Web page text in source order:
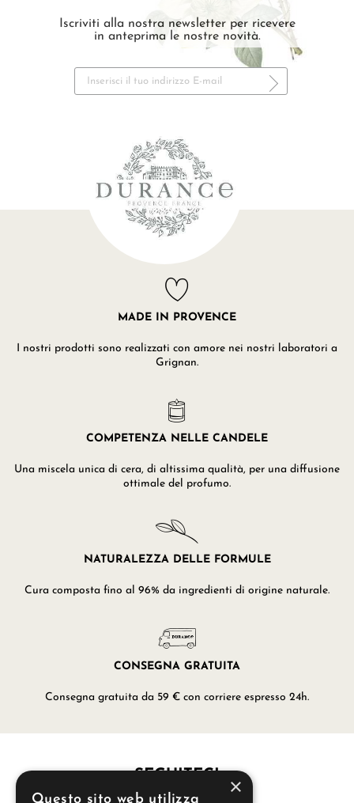
Iscriviti alla nostra newsletter per ricevere
in anteprima le nostre novità.
MADE IN PROVENCE
I nostri prodotti sono realizzati con amore nei nostri laboratori a
Grignan.
COMPETENZA NELLE CANDELE
Una miscela unica di cera, di altissima qualità, per una diffusione
ottimale del profumo.
NATURALEZZA DELLE FORMULE
Cura composta fino al 96% da ingredienti di origine naturale.
CONSEGNA GRATUITA
Consegna gratuita da 59 € con corriere espresso 24h.
SEGUITECI ×
Questo sito web utilizza